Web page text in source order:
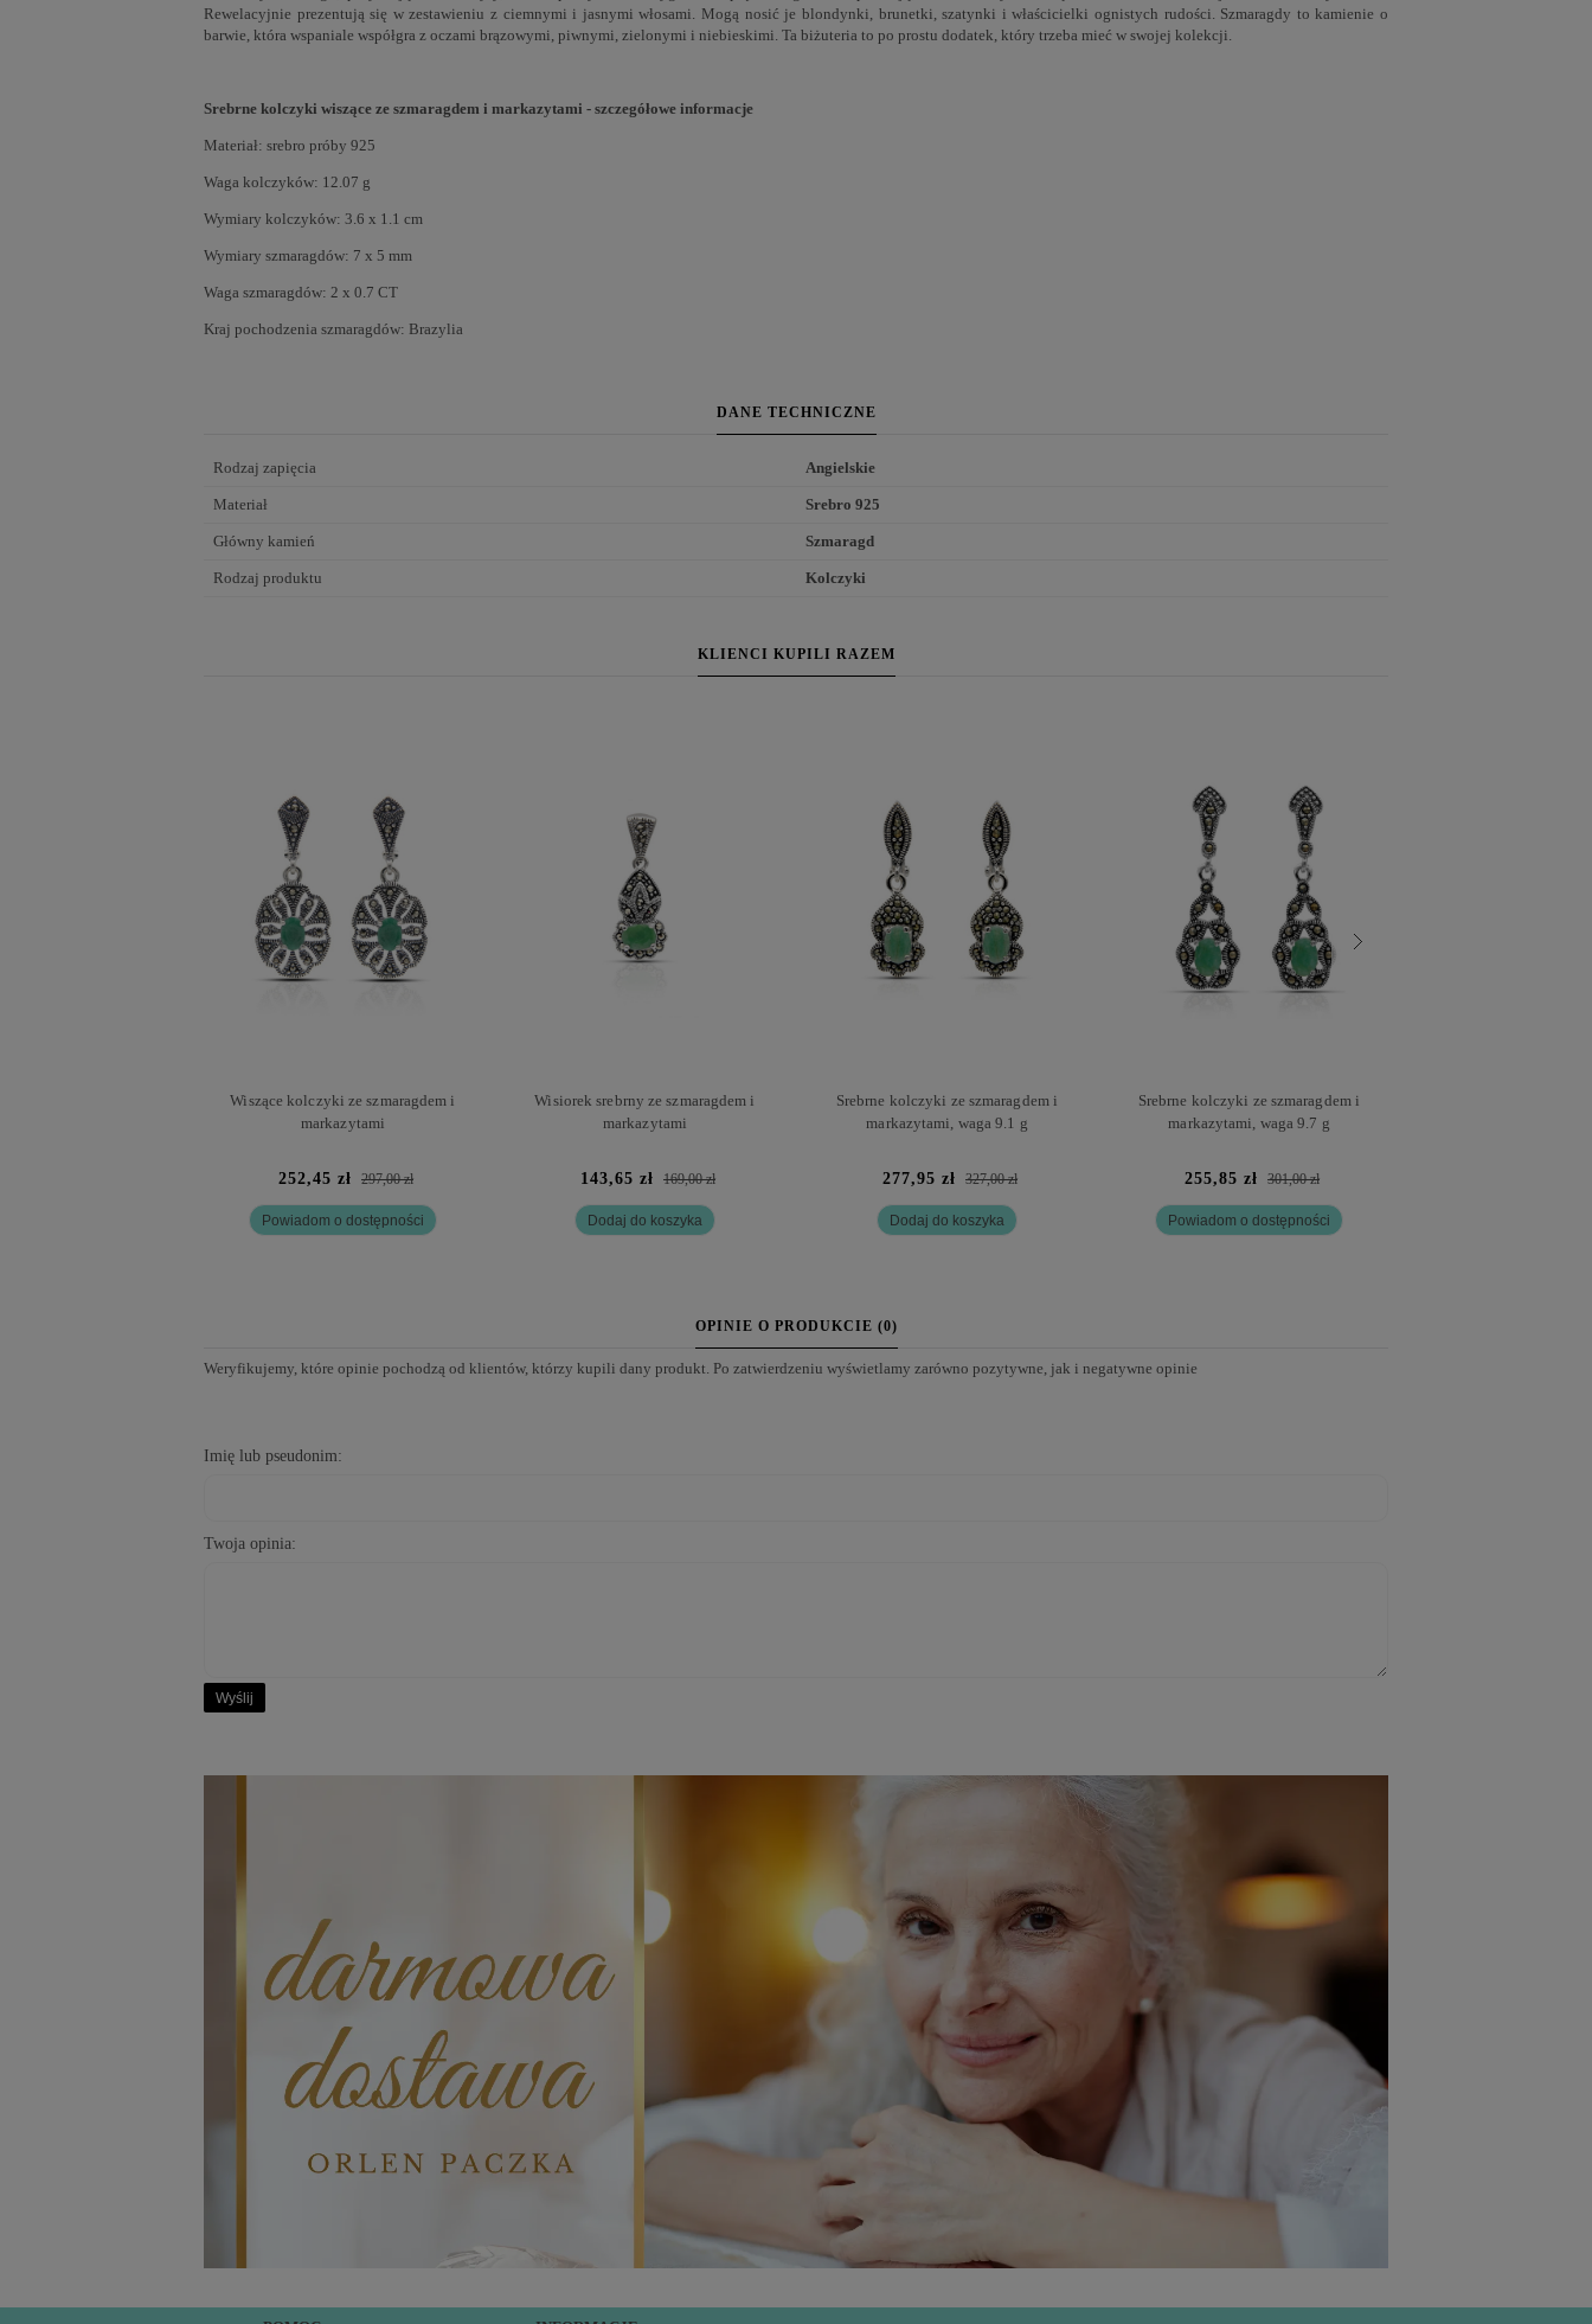
Rewelacyjnie prezentują się w zestawieniu z ciemnymi i jasnymi włosami. Mogą nosić je blondynki, brunetki, szatynki i właścicielki ognistych rudości. Szmaragdy to kamienie o
barwie, która wspaniale współgra z oczami brązowymi, piwnymi, zielonymi i niebieskimi. Ta biżuteria to po prostu dodatek, który trzeba mieć w swojej kolekcji.
Srebrne kolczyki wiszące ze szmaragdem i markazytami - szczegółowe informacje
Materiał: srebro próby 925
Waga kolczyków: 12.07 g
Wymiary kolczyków: 3.6 x 1.1 cm
Wymiary szmaragdów: 7 x 5 mm
Waga szmaragdów: 2 x 0.7 CT
Kraj pochodzenia szmaragdów: Brazylia
DANE TECHNICZNE
Rodzaj zapięcia Angielskie
Materiał Srebro 925
Główny kamień Szmaragd
Rodzaj produktu Kolczyki
KLIENCI KUPILI RAZEM
Wiszące kolczyki ze szmaragdem i
markazytami
252,45 zł 297,00 zł
Powiadom o dostępności
Wisiorek srebrny ze szmaragdem i
markazytami
143,65 zł 169,00 zł
Dodaj do koszyka
Srebrne kolczyki ze szmaragdem i
markazytami, waga 9.1 g
277,95 zł 327,00 zł
Dodaj do koszyka
Srebrne kolczyki ze szmaragdem i
markazytami, waga 9.7 g
255,85 zł 301,00 zł
Powiadom o dostępności
OPINIE O PRODUKCIE (0)
Weryfikujemy, które opinie pochodzą od klientów, którzy kupili dany produkt. Po zatwierdzeniu wyświetlamy zarówno pozytywne, jak i negatywne opinie
Imię lub pseudonim:
Twoja opinia:
Wyślij